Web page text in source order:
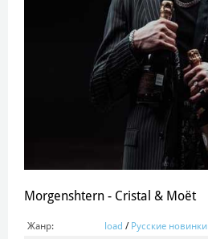
Morgenshtern - Cristal & Moët
Жанр: load / Русские новинки